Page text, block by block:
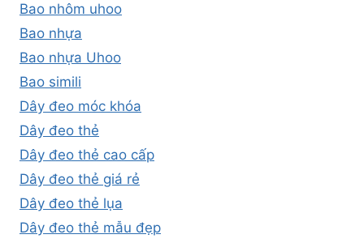
Bao nhôm uhoo
Bao nhựa
Bao nhựa Uhoo
Bao simili
Dây đeo móc khóa
Dây đeo thẻ
Dây đeo thẻ cao cấp
Dây đeo thẻ giá rẻ
Dây đeo thẻ lụa
Dây đeo thẻ mẫu đẹp